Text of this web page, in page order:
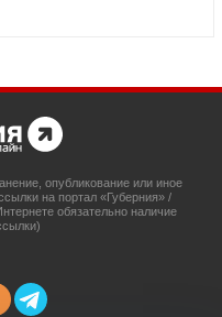
опубликование или иное
на портал «Губерния» /
обязательно наличие